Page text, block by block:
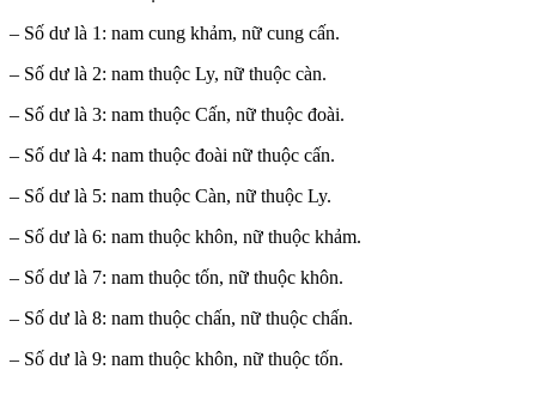
– Số dư là 1: nam cung khảm, nữ cung cấn.
– Số dư là 2: nam thuộc Ly, nữ thuộc càn.
– Số dư là 3: nam thuộc Cấn, nữ thuộc đoài.
– Số dư là 4: nam thuộc đoài nữ thuộc cấn.
– Số dư là 5: nam thuộc Càn, nữ thuộc Ly.
– Số dư là 6: nam thuộc khôn, nữ thuộc khảm.
– Số dư là 7: nam thuộc tốn, nữ thuộc khôn.
– Số dư là 8: nam thuộc chấn, nữ thuộc chấn.
– Số dư là 9: nam thuộc khôn, nữ thuộc tốn.